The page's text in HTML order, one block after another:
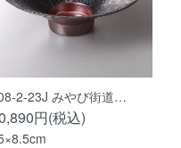
2-23J みやび街道…
円(税込)